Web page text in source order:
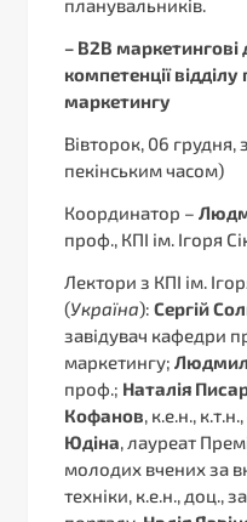
планувальників.
– B2B маркетингові
компетенції
маркетингу
Вівторок, 06 грудня,
пекінським часом)
Координатор –
проф., КПІ ім. Ігоря
Лектори з КПІ ім.
(Україна): Сергій
завідувач кафедри
маркетингу;
проф.; Наталія
Кофанов, к.е.н.,
Юдіна, лауреат
молодих вчених за
техніки, к.е.н., доц.,